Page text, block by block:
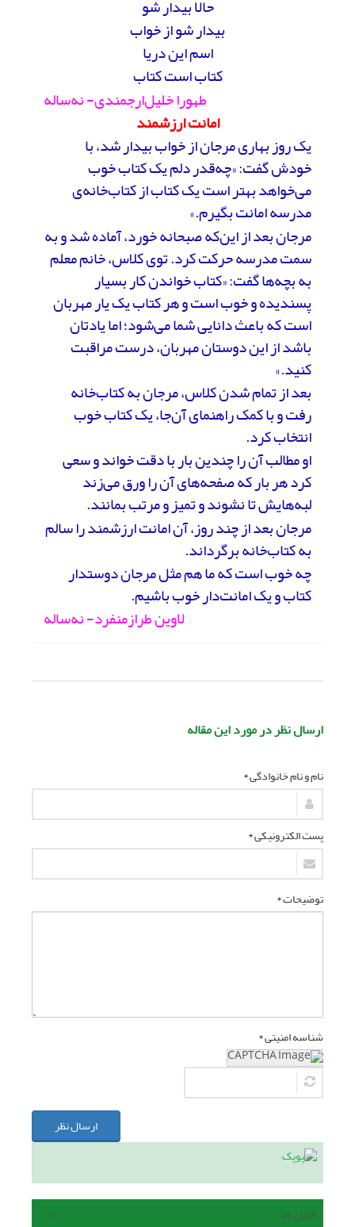
حالا بیدار شو
بیدار شو از خواب
اسم این دریا
کتاب است کتاب
طهورا خلیل‌ارجمندی- نه‌ساله
امانت ارزشمند
یک روز بهاری مرجان از خواب بیدار شد، با
خودش گفت: «چه‌قدر دلم یک کتاب خوب
می‌خواهد بهتر است یک کتاب از کتاب‌خانه‌ی
مدرسه امانت بگیرم.»
مرجان بعد از این‌که صبحانه خورد، آماده شد و به
سمت مدرسه حرکت کرد. توی کلاس، خانم معلم
به بچه‌ها گفت: «کتاب خواندن کار بسیار
پسندیده و خوب است و هر کتاب یک یار مهربان
است که باعث دانایی شما می‌شود؛ اما یادتان
باشد از این دوستان مهربان، درست مراقبت
کنید.»
بعد از تمام شدن کلاس، مرجان به کتاب‌خانه
رفت و با کمک راهنمای آن‌جا، یک کتاب خوب
انتخاب کرد.
او مطالب آن را چندین بار با دقت خواند و سعی
کرد هر بار که صفحه‌های آن را ورق می‌زند
لبه‌هایش تا نشوند و تمیز و مرتب بمانند.
مرجان بعد از چند روز، آن امانت ارزشمند را سالم
به کتاب‌خانه برگرداند.
چه خوب است که ما هم مثل مرجان دوستدار
کتاب و یک امانت‌دار خوب باشیم.
لاوین طرازمنفرد- نه‌ساله
ارسال نظر در مورد این مقاله
نام و نام خانوادگی *
پست الکترونیکی *
توضیحات *
شناسه امنیتی *
ارسال نظر
فایل ها